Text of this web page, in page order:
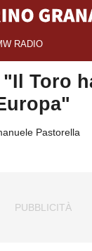
RADIO
Toro
Pastorella